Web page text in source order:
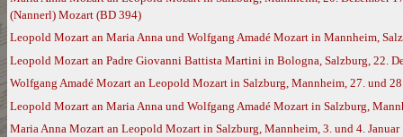
(Nannerl) Mozart (BD 394)
Leopold Mozart an Maria Anna und Wolfgang Amadé Mozart in Mannheim,
Leopold Mozart an Padre Giovanni Battista Martini in Bologna, Salzburg, 22.
Wolfgang Amadé Mozart an Leopold Mozart in Salzburg, Mannheim, 27. und
Leopold Mozart an Maria Anna und Wolfgang Amadé Mozart in Salzburg,
Maria Anna Mozart an Leopold Mozart in Salzburg, Mannheim, 3. und 4.